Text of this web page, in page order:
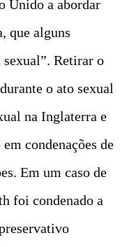
Unido a abordar
que alguns
sexual”. Retirar o
o ato sexual
na Inglaterra e
condenações de
Em um caso de
foi condenado a